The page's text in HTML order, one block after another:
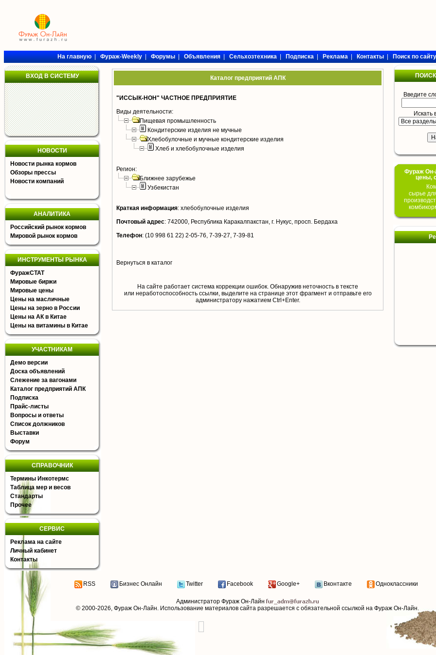
На главную|Фураж-Weekly|Форумы|Объявления|Сельхозтехника|Подписка|Реклама|Контакты|Поиск по сайту
ВХОД В СИСТЕМУ
НОВОСТИ
Новости рынка кормов
Обзоры прессы
Новости компаний
АНАЛИТИКА
Российский рынок кормов
Мировой рынок кормов
ИНСТРУМЕНТЫ РЫНКА
ФуражСТАТ
Мировые биржи
Мировые цены
Цены на масличные
Цены на зерно в России
Цены на АК в Китае
Цены на витамины в Китае
УЧАСТНИКАМ
Демо версии
Доска объявлений
Слежение за вагонами
Каталог предприятий АПК
Подписка
Прайс-листы
Вопросы и ответы
Список должников
Выставки
Форум
СПРАВОЧНИК
Термины Инкотермс
Таблица мер и весов
Стандарты
Прочее
СЕРВИС
Реклама на сайте
Личный кабинет
Контакты
Каталог предприятий АПК
"ИССЫК-НОН" ЧАСТНОЕ ПРЕДПРИЯТИЕ
Виды деятельности:
Пищевая промышленность
Кондитерские изделия не мучные
Хлебобулочные и мучные кондитерские изделия
Хлеб и хлебобулочные изделия
Регион:
Ближнее зарубежье
Узбекистан
Краткая информация: хлебобулочные изделия
Почтовый адрес: 742000, Республика Каракалпакстан, г. Нукус, просп. Бердаха
Телефон: (10 998 61 22) 2-05-76, 7-39-27, 7-39-81
Вернуться в каталог
На сайте работает система коррекции ошибок. Обнаружив неточность в тексте
или неработоспособность ссылки, выделите на странице этот фрагмент и отправьте его
aдминистратору нажатием Ctrl+Enter.
Введите
Искать
Фураж Он-
цены,
сырье
RSS Бизнес Онлайн Twitter Facebook Google+ Вконтакте Одноклассники
Администратор Фураж Он-Лайн
© 2000-2026, Фураж Он-Лайн. Использование материалов сайта разрешается с обязательной ссылкой на Фураж Он-Лайн.